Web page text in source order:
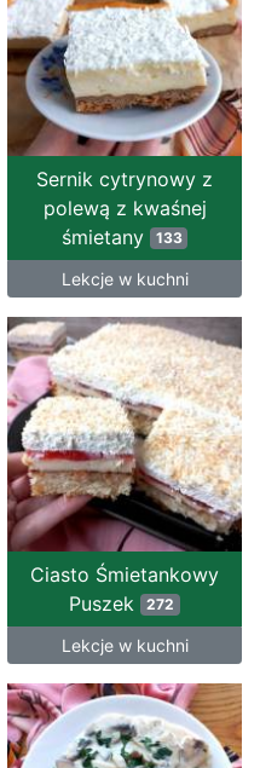
Sernik cytrynowy z
polewą z kwaśnej
śmietany
133
Lekcje w kuchni
Ciasto Śmietankowy
Puszek 272
Lekcje w kuchni